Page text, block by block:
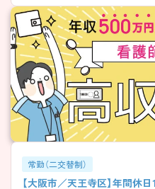
常勤（二交替制）
【大阪市／天王寺区】年間休